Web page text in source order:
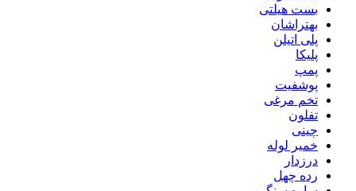
بست هیلتی
بهتراشان
پلی اتیلن
پلیکا
پمپ
پوشفیت
تخم مرغی
تفلون
چینی
خمیر لوله
درزدار
رده چهل